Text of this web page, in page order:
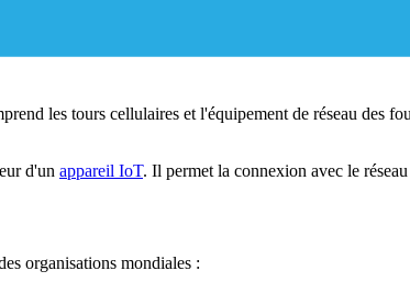
du GPRS ?
les tours cellulaires et l'équipement de réseau des
d'un appareil IoT. Il permet la connexion avec le
organisations mondiales :